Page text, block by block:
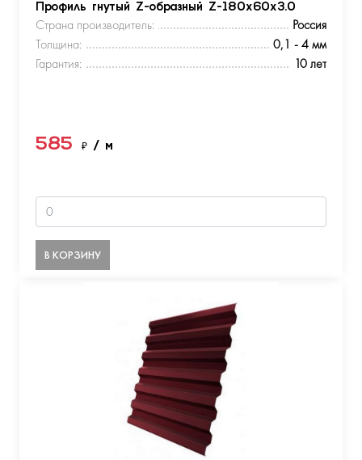
Профиль гнутый Z-образный Z-180х60х3.0
Страна производитель:
Россия
Толщина:
0,1 - 4 мм
Гарантия:
10 лет
585 ₽ / м
В КОРЗИНУ